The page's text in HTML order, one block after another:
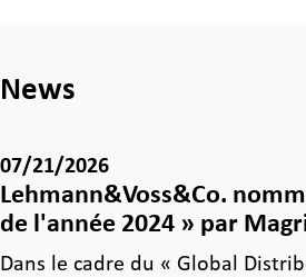
News
07/21/2026
Lehmann&Voss&Co.
de l'année 2024 » par
Dans le cadre du « Global